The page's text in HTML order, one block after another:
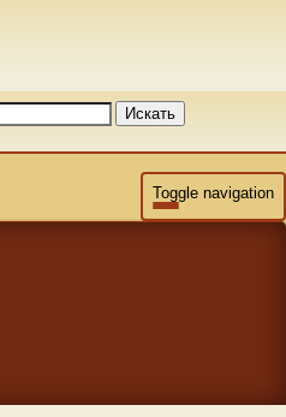
Искать
Toggle navigation